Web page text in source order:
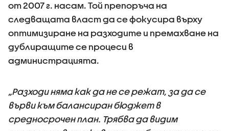
от 2007 г. насам. Той препоръча на
следващата власт да се фокусира върху
оптимизиране на разходите и премахване на
дублиращите се процеси в
администрацията.
„Разходи няма как да не се режат, за да се
върви към балансиран бюджет в
средносрочен план. Трябва да видим